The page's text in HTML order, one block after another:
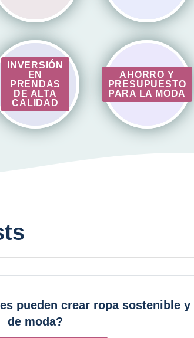
INVERSIÓN
EN
PRENDAS
DE ALTA
CALIDAD
AHORRO Y
PRESUPUESTO
PARA LA MODA
pueden crear ropa sostenible y
de moda?